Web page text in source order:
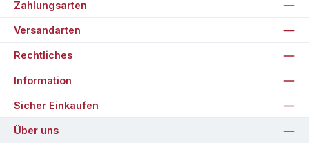
Rechtliches
Information
Zahlungsarten
Versandarten
Sicher Einkaufen
Über uns